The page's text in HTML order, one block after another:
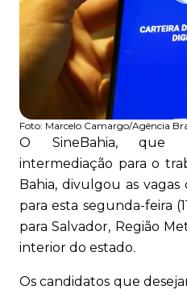
Foto: Marcelo Camargo/Agência
O SineBahia, que
intermediação para o
Bahia, divulgou as
para esta segunda-feira
para Salvador, Região
interior do estado.
Os candidatos que